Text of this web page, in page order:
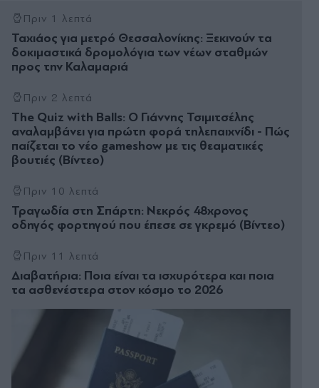
Πριν 1 λεπτά
Ταχιάος για μετρό Θεσσαλονίκης: Ξεκινούν τα
δοκιμαστικά δρομολόγια των νέων σταθμών
προς την Καλαμαριά
Πριν 2 λεπτά
The Quiz with Balls: Ο Γιάννης Τσιμιτσέλης
αναλαμβάνει για πρώτη φορά τηλεπαιχνίδι - Πώς
παίζεται το νέο gameshow με τις θεαματικές
βουτιές (Βίντεο)
Πριν 10 λεπτά
Τραγωδία στη Σπάρτη: Νεκρός 48χρονος
οδηγός φορτηγού που έπεσε σε γκρεμό (Βίντεο)
Πριν 11 λεπτά
Διαβατήρια: Ποια είναι τα ισχυρότερα και ποια
τα ασθενέστερα στον κόσμο το 2026